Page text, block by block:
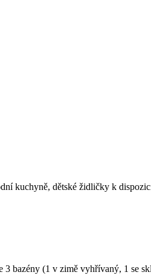
kuchyně, dětské židličky k
3 bazény (1 v zimě vyhřívaný, 1 se